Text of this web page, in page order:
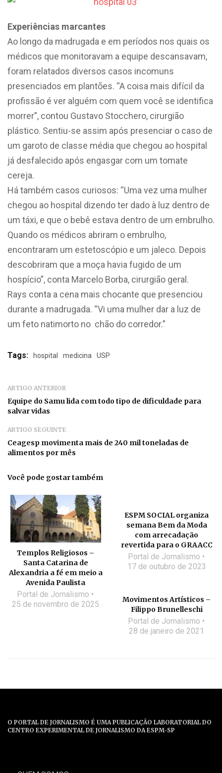
Experiências marcantes
Ao longo da madrugada e em períodos nos quais os
médicos que monitoravam a equipe descansavam,
foram relatados diversos casos incomuns
presenciados em plantões. “A coisa mais difícil da
profissão é ver alguém com quem você se identifica
morrer”, contou Gustavo Stocchero, cirurgião
plástico. Sentiu-se assim após presenciar o caso de
um garoto de classe média que chegou ao hospital
já desfalecido após engasgar com um tomate
cereja.
Há também casos curiosos: “Uma vez uma mulher
chegou ao hospital dizendo ter dado à luz dentro de
um táxi, e que o bebê estava dentro de um embrulho.
Quando os médicos abriram o embrulho,
encontraram um estetoscópio e um jaleco. Depois
descobriram que a moça havia fugido de um
hospício”, conta Marcelo Borba, cirurgião geral.
Rays conta a cena mais chocante que presenciou
durante a madrugada. “Vi uma mulher dar a luz de
um feto natimorto no chão do corredor.”
Tags: hospital medicina USP
ARTIGO ANTERIOR
Equipe do Samu lida com todo tipo de dificuldade para
salvar vidas
ARTIGO SEGUINTE
Ceagesp movimenta mais de 240 mil toneladas de
alimentos por mês
Você pode gostar também
Templos Religiosos –
Santa Catarina de
Alexandria a fé em meio a
Avenida Paulista
Portal de Jornalismo
25 de novembro de 2025
ESPM SOCIAL organiza
semana Bem da Moda
com arrecadação
revertida para o GRAACC
Portal de Jornalismo
17 de outubro de 2023
Movimentos Artísticos –
Filippo Brunelleschi
Portal de Jornalismo
28 de janeiro de 2021
O PORTAL DE JORNALISMO É UMA PUBLICAÇÃO LABORATORIAL DO
CENTRO EXPERIMENTAL DE JORNALISMO DA ESPM-SP